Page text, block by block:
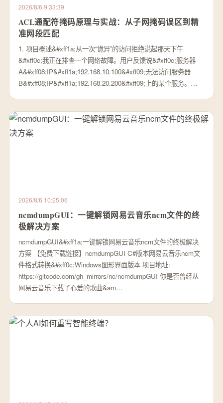
2026/8/6 9:33:39
ACL通配符掩码原理与实战：从子网掩码误区到精
准网段匹配
1. 项目概述&#xff1a;从一次“诡异”的访问拒绝说起那天下午
&#xff0c;我正在排查一个网络故障。用户反馈说&#xff0c;服务器
A&#xff08;IP&#xff1a;192.168.10.100&#xff09;无法访问服务器
B&#xff08;IP&#xff1a;192.168.20.200&#xff09;上的某个服务。…
2026/8/6 10:25:06
ncmdumpGUI：一键解锁网易云音乐ncm文件的终
极解决方案
ncmdumpGUI&#xff1a;一键解锁网易云音乐ncm文件的终极解决
方案 【免费下载链接】ncmdumpGUI C#版本网易云音乐ncm文
件格式转换&#xff0c;Windows图形界面版本 项目地址:
https://gitcode.com/gh_mirrors/nc/ncmdumpGUI 你是否曾经从
网易云音乐下载了心爱的歌曲&am…